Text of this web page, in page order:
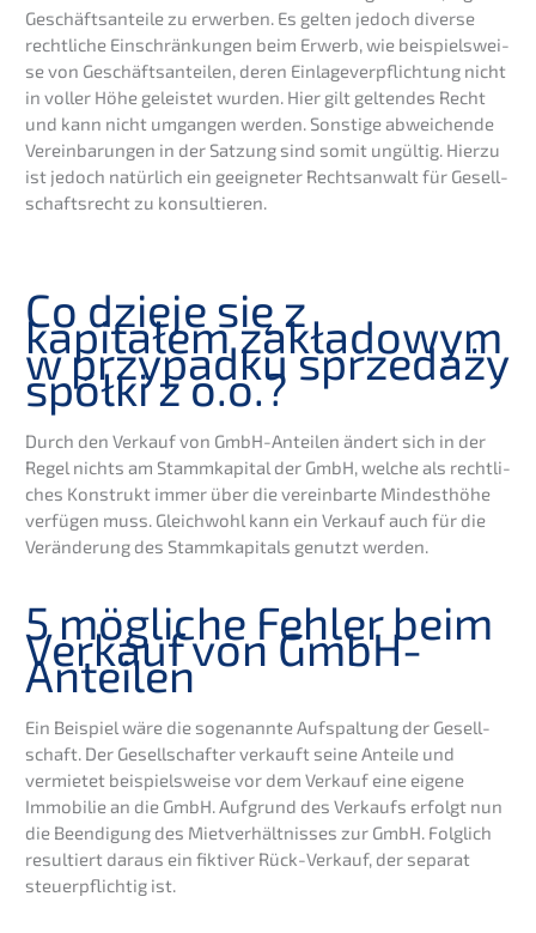
Geschäfts­an­tei­le zu erwer­ben. Es gelten jedoch diver­se
recht­li­che Einschrän­kun­gen beim Erwerb, wie beispiels­wei­
se von Geschäfts­an­tei­len, deren Einla­ge­ver­pflich­tung nicht
in voller Höhe geleis­tet wurden. Hier gilt gelten­des Recht
und kann nicht umgan­gen werden. Sonsti­ge abwei­chen­de
Verein­ba­run­gen in der Satzung sind somit ungül­tig. Hierzu
ist jedoch natür­lich ein geeig­ne­ter Rechts­an­walt für Gesell­
schafts­recht zu konsultieren.
Co dzieje się z
kapitałem zakła­do­wym
w przypad­ku sprze­daży
spółki z o.o.?
Durch den Verkauf von GmbH-Antei­len ändert sich in der
Regel nichts am Stamm­ka­pi­tal der GmbH, welche als recht­li­
ches Konstrukt immer über die verein­bar­te Mindest­hö­he
verfü­gen muss. Gleich­wohl kann ein Verkauf auch für die
Verän­de­rung des Stamm­ka­pi­tals genutzt werden.
5 mögli­che Fehler beim
Verkauf von GmbH-
Anteilen
Ein Beispiel wäre die sogenann­te Aufspal­tung der Gesell­
schaft. Der Gesell­schaf­ter verkauft seine Antei­le und
vermie­tet beispiels­wei­se vor dem Verkauf eine eigene
Immobi­lie an die GmbH. Aufgrund des Verkaufs erfolgt nun
die Beendi­gung des Mietver­hält­nis­ses zur GmbH. Folglich
resul­tiert daraus ein fikti­ver Rück-Verkauf, der separat
steuer­pflich­tig ist.